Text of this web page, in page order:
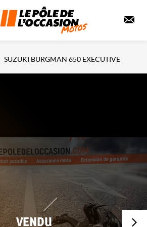
SUZUKI BURGMAN 650 EXECUTIVE
VENDU